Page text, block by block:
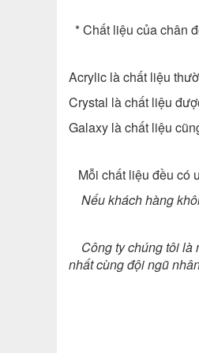
* Chất liệu của chân
Acrylic là chất liệu
Crystal là chất liệu
Galaxy là chất liệu
Mỗi chất liệu đều có
Nếu khách hàng
Công ty chúng tôi là
nhất cùng đội ngũ